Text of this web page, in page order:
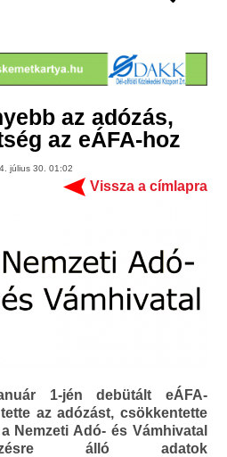
az adózás,
az eÁFA-hoz
július 30. 01:02
Vissza a címlapra
1-jén debütált eÁFA-
az adózást, csökkentette
Nemzeti Adó- és Vámhivatal
álló adatok